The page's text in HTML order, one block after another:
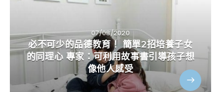
07/08/2020
必不可少的品德教育！ 簡單2招培養子女
的同理心 專家：可利用故事書引導孩子想
像他人感受